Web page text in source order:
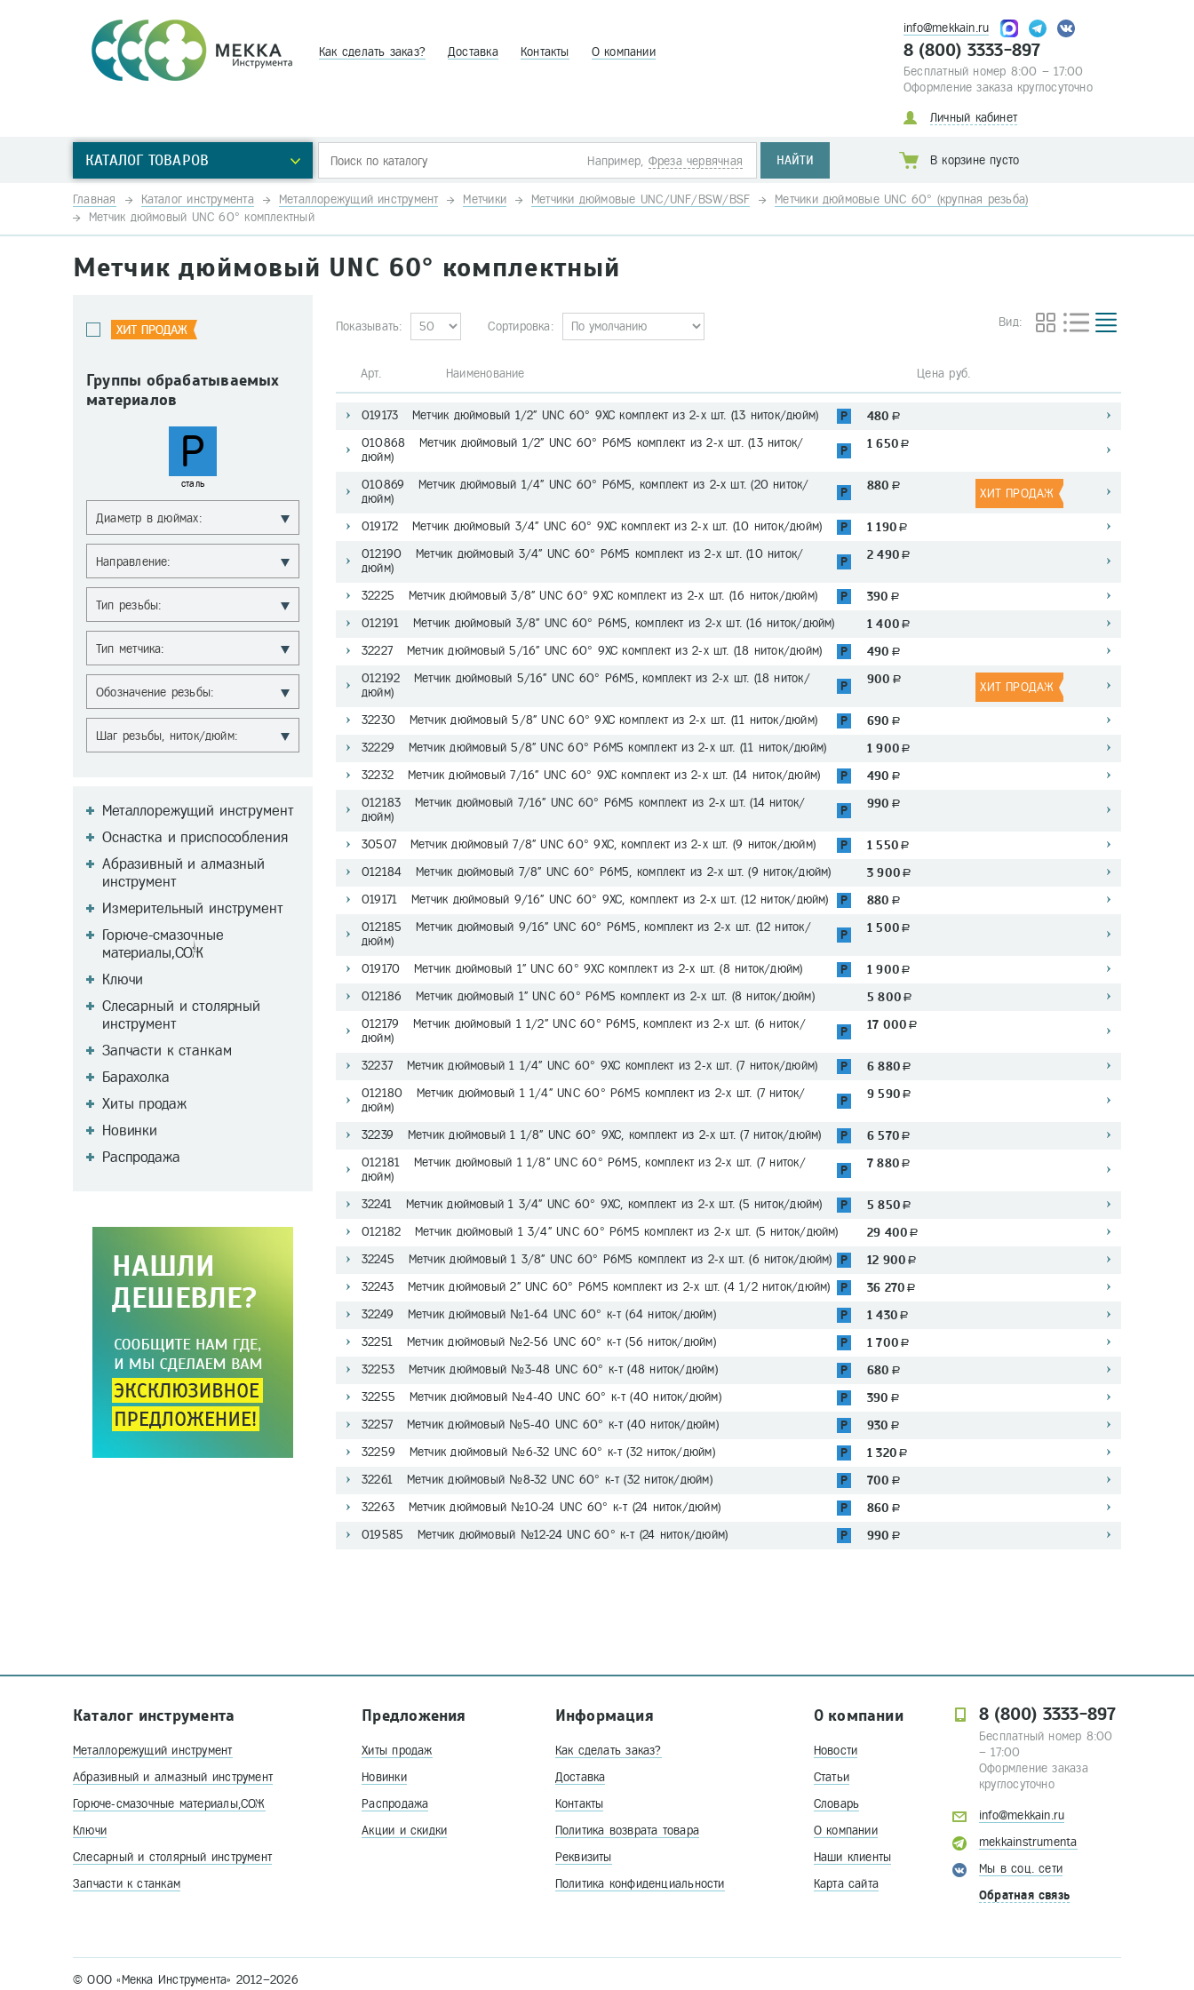
Как сделать заказ? Доставка Контакты О компании
info@mekkain.ru
8 (800) 3333-897
Бесплатный номер 8:00 – 17:00
Оформление заказа круглосуточно
Личный кабинет
КАТАЛОГ ТОВАРОВ Например, Фреза червячная НАЙТИ В корзине пусто
Главная Каталог инструмента Металлорежущий инструмент Метчики Метчики дюймовые UNC/UNF/BSW/BSF
Метчики дюймовые UNC 60° (крупная резьба)
Метчик дюймовый UNC 60° комплектный
Метчик дюймовый UNC 60° комплектный
Группы обрабатываемых
материалов
P
сталь
Диаметр в дюймах:
Направление:
Тип резьбы:
Тип метчика:
Обозначение резьбы:
Шаг резьбы, ниток/дюйм:
Металлорежущий инструмент
Оснастка и приспособления
Абразивный и алмазный
инструмент
Измерительный инструмент
Горюче-смазочные
материалы,СОЖ
Ключи
Слесарный и столярный
инструмент
Запчасти к станкам
Барахолка
Хиты продаж
Новинки
Распродажа
Показывать: Сортировка: Вид:
Арт. Наименование Цена руб.
019173 Метчик дюймовый 1/2" UNC 60° 9ХС комплект из 2-х шт. (13 ниток/дюйм) P 480 a
010868 Метчик дюймовый 1/2" UNC 60° Р6М5 комплект из 2-х шт. (13 ниток/
дюйм)
P 1 650 a
010869 Метчик дюймовый 1/4" UNC 60° Р6М5, комплект из 2-х шт. (20 ниток/
дюйм)
P 880 a
ХИТ ПРОДАЖ
019172 Метчик дюймовый 3/4" UNC 60° 9ХС комплект из 2-х шт. (10 ниток/дюйм) P 1 190 a
012190 Метчик дюймовый 3/4" UNC 60° Р6М5 комплект из 2-х шт. (10 ниток/
дюйм)
P 2 490 a
32225 Метчик дюймовый 3/8" UNC 60° 9ХС комплект из 2-х шт. (16 ниток/дюйм) P 390 a
012191 Метчик дюймовый 3/8" UNC 60° Р6М5, комплект из 2-х шт. (16 ниток/дюйм) 1 400 a
32227 Метчик дюймовый 5/16" UNC 60° 9ХС комплект из 2-х шт. (18 ниток/дюйм) P 490 a
012192 Метчик дюймовый 5/16" UNC 60° Р6М5, комплект из 2-х шт. (18 ниток/
дюйм)
P 900 a
ХИТ ПРОДАЖ
32230 Метчик дюймовый 5/8" UNC 60° 9ХС комплект из 2-х шт. (11 ниток/дюйм) P 690 a
32229 Метчик дюймовый 5/8" UNC 60° Р6М5 комплект из 2-х шт. (11 ниток/дюйм) 1 900 a
32232 Метчик дюймовый 7/16" UNC 60° 9ХС комплект из 2-х шт. (14 ниток/дюйм) P 490 a
012183 Метчик дюймовый 7/16" UNC 60° Р6М5 комплект из 2-х шт. (14 ниток/
дюйм)
P 990 a
30507 Метчик дюймовый 7/8" UNC 60° 9ХС, комплект из 2-х шт. (9 ниток/дюйм) P 1 550 a
012184 Метчик дюймовый 7/8" UNC 60° Р6М5, комплект из 2-х шт. (9 ниток/дюйм) 3 900 a
019171 Метчик дюймовый 9/16" UNC 60° 9ХС, комплект из 2-х шт. (12 ниток/дюйм) P 880 a
012185 Метчик дюймовый 9/16" UNC 60° Р6М5, комплект из 2-х шт. (12 ниток/
дюйм)
P 1 500 a
019170 Метчик дюймовый 1" UNC 60° 9ХС комплект из 2-х шт. (8 ниток/дюйм) P 1 900 a
012186 Метчик дюймовый 1" UNC 60° Р6М5 комплект из 2-х шт. (8 ниток/дюйм) 5 800 a
012179 Метчик дюймовый 1 1/2" UNC 60° Р6М5, комплект из 2-х шт. (6 ниток/
дюйм)
P 17 000 a
32237 Метчик дюймовый 1 1/4" UNC 60° 9ХС комплект из 2-х шт. (7 ниток/дюйм) P 6 880 a
012180 Метчик дюймовый 1 1/4" UNC 60° Р6М5 комплект из 2-х шт. (7 ниток/
дюйм)
P 9 590 a
32239 Метчик дюймовый 1 1/8" UNC 60° 9ХС, комплект из 2-х шт. (7 ниток/дюйм) P 6 570 a
012181 Метчик дюймовый 1 1/8" UNC 60° Р6М5, комплект из 2-х шт. (7 ниток/
дюйм)
P 7 880 a
32241 Метчик дюймовый 1 3/4" UNC 60° 9ХС, комплект из 2-х шт. (5 ниток/дюйм) P 5 850 a
012182 Метчик дюймовый 1 3/4" UNC 60° Р6М5 комплект из 2-х шт. (5 ниток/дюйм) 29 400 a
32245 Метчик дюймовый 1 3/8" UNC 60° Р6М5 комплект из 2-х шт. (6 ниток/дюйм) P 12 900 a
32243 Метчик дюймовый 2" UNC 60° Р6М5 комплект из 2-х шт. (4 1/2 ниток/дюйм) P 36 270 a
32249 Метчик дюймовый №1-64 UNC 60° к-т (64 ниток/дюйм) P 1 430 a
32251 Метчик дюймовый №2-56 UNC 60° к-т (56 ниток/дюйм) P 1 700 a
32253 Метчик дюймовый №3-48 UNC 60° к-т (48 ниток/дюйм) P 680 a
32255 Метчик дюймовый №4-40 UNC 60° к-т (40 ниток/дюйм) P 390 a
32257 Метчик дюймовый №5-40 UNC 60° к-т (40 ниток/дюйм) P 930 a
32259 Метчик дюймовый №6-32 UNC 60° к-т (32 ниток/дюйм) P 1 320 a
32261 Метчик дюймовый №8-32 UNC 60° к-т (32 ниток/дюйм) P 700 a
32263 Метчик дюймовый №10-24 UNC 60° к-т (24 ниток/дюйм) P 860 a
019585 Метчик дюймовый №12-24 UNС 60° к-т (24 ниток/дюйм) P 990 a
Каталог инструмента
Металлорежущий инструмент
Абразивный и алмазный инструмент
Горюче-смазочные материалы,СОЖ
Ключи
Слесарный и столярный инструмент
Запчасти к станкам
Предложения
Хиты продаж
Новинки
Распродажа
Акции и скидки
Информация
Как сделать заказ?
Доставка
Контакты
Политика возврата товара
Реквизиты
Политика конфиденциальности
О компании
Новости
Статьи
Словарь
О компании
Наши клиенты
Карта сайта
8 (800) 3333-897
Бесплатный номер 8:00
– 17:00
Оформление заказа
круглосуточно
info@mekkain.ru
mekkainstrumenta
Мы в соц. сети
Обратная связь
© ООО «Мекка Инструмента» 2012–2026